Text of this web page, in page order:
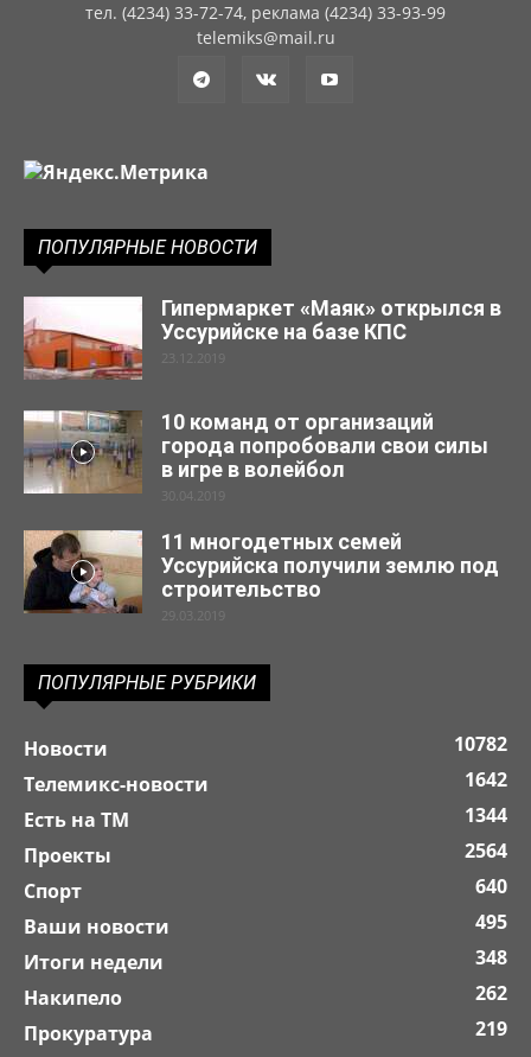
тел. (4234) 33-72-74, реклама (4234) 33-93-99
telemiks@mail.ru
ПОПУЛЯРНЫЕ НОВОСТИ
Гипермаркет «Маяк» открылся в
Уссурийске на базе КПС
23.12.2019
10 команд от организаций
города попробовали свои силы
в игре в волейбол
30.04.2019
11 многодетных семей
Уссурийска получили землю под
строительство
29.03.2019
ПОПУЛЯРНЫЕ РУБРИКИ
Новости
10782
Телемикс-новости
1642
Есть на ТМ
1344
Проекты
2564
Спорт
640
Ваши новости
495
Итоги недели
348
Накипело
262
Прокуратура
219